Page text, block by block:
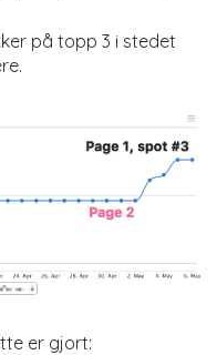
på topp 3 i stedet
er gjort: